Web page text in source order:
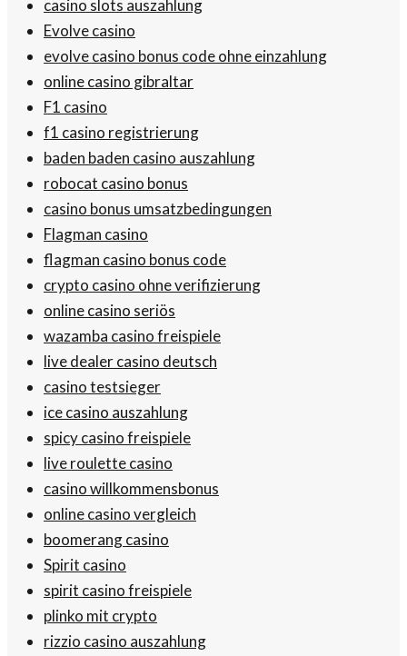
casino slots auszahlung
Evolve casino
evolve casino bonus code ohne einzahlung
online casino gibraltar
F1 casino
f1 casino registrierung
baden baden casino auszahlung
robocat casino bonus
casino bonus umsatzbedingungen
Flagman casino
flagman casino bonus code
crypto casino ohne verifizierung
online casino seriös
wazamba casino freispiele
live dealer casino deutsch
casino testsieger
ice casino auszahlung
spicy casino freispiele
live roulette casino
casino willkommensbonus
online casino vergleich
boomerang casino
Spirit casino
spirit casino freispiele
plinko mit crypto
rizzio casino auszahlung